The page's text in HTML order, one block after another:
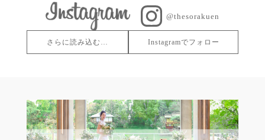
@thesorakuen
さらに読み込む… Instagramでフォロー